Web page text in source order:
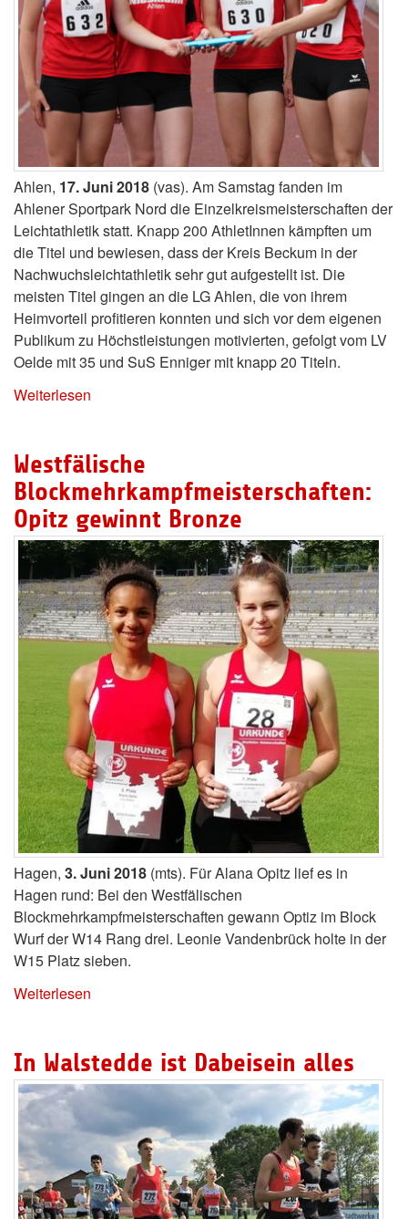
Ahlen, 17. Juni 2018 (vas). Am Samstag fanden im
Ahlener Sportpark Nord die Einzelkreismeisterschaften der
Leichtathletik statt. Knapp 200 AthletInnen kämpften um
die Titel und bewiesen, dass der Kreis Beckum in der
Nachwuchsleichtathletik sehr gut aufgestellt ist. Die
meisten Titel gingen an die LG Ahlen, die von ihrem
Heimvorteil profitieren konnten und sich vor dem eigenen
Publikum zu Höchstleistungen motivierten, gefolgt vom LV
Oelde mit 35 und SuS Enniger mit knapp 20 Titeln.
Weiterlesen
Westfälische
Blockmehrkampfmeisterschaften:
Opitz gewinnt Bronze
Hagen, 3. Juni 2018 (mts). Für Alana Opitz lief es in
Hagen rund: Bei den Westfälischen
Blockmehrkampfmeisterschaften gewann Optiz im Block
Wurf der W14 Rang drei. Leonie Vandenbrück holte in der
W15 Platz sieben.
Weiterlesen
In Walstedde ist Dabeisein alles